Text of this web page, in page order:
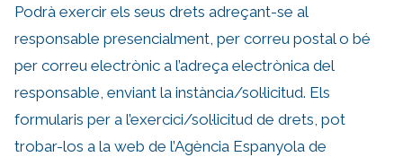
Podrà exercir els seus drets adreçant-se al
responsable presencialment, per correu postal o bé
per correu electrònic a l’adreça electrònica del
responsable, enviant la instància/sol·licitud. Els
formularis per a l’exercici/sol·licitud de drets, pot
trobar-los a la web de l’Agència Espanyola de